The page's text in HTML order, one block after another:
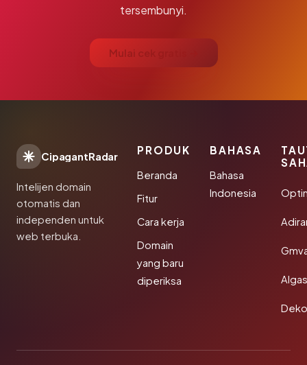
tersembunyi.
Mulai cek gratis →
CipagantRadar
Intelijen domain
otomatis dan
independen untuk
web terbuka.
PRODUK
Beranda
Fitur
Cara kerja
Domain
yang baru
diperiksa
BAHASA
Bahasa
Indonesia